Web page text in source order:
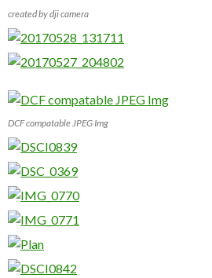
created by dji camera
DCF compatable JPEG Img